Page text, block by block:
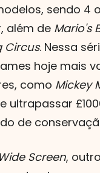
sendo 4
além de Mario's
Circus. Nessa
hoje mais
como Mickey
ultrapassar
de
Screen,